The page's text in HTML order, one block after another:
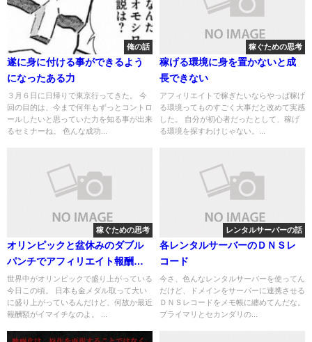
俺の話
遂に身に付ける事ができるよう
になったある力
３月６日に日帰りで東京行ってきた。 今
回の目的は、今まで何年もずっとコントロ
ールしたいと思っていた力を知る事が出来
るセミナーね。 色んな成功...
稼ぐための思考
稼げる環境に身を置かないと成
長できない
アフィリエイトで稼ぎたいならやっぱ稼げ
る環境ってものすごく大事だと改めて実感
した。 自分が初心者だったとして、稼げ
る環境を探すわけじゃない。...
稼ぐための思考
オリンピックと盆休みのダブル
パンチでアフィリエイト報酬絶
賛下落中
世界中がオリンピックで盛り上がっている
今日この頃。 日本も金メダル取って大い
に盛り上がっているんだけど、何故か最近
報酬額がイマイチなのよ。 ...
レンタルサーバーの話
各レンタルサーバーのＤＮＳレ
コード
今さ、色んなレンタルサーバーを使ってん
だけど、ドメインをサーバーに連携させる
ＤＮＳレコードをメモ帳に纏めてんだな。
プライマリとセカンダリの...